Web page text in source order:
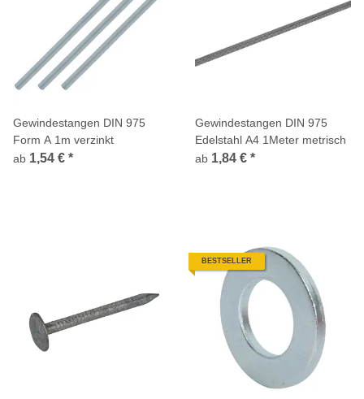
Gewindestangen DIN 975
Form A 1m verzinkt
ab 1,54 € *
Gewindestangen DIN 975
Edelstahl A4 1Meter metrisch
ab 1,84 € *
BESTSELLER